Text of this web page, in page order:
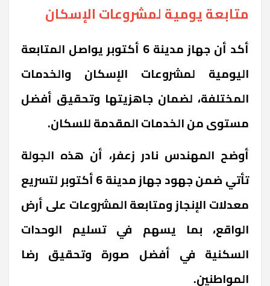
متابعة يومية لمشروعات الإسكان
أكد أن جهاز مدينة 6 أكتوبر يواصل المتابعة
اليومية لمشروعات الإسكان والخدمات
المختلفة، لضمان جاهزيتها وتحقيق أفضل
مستوى من الخدمات المقدمة للسكان.
أوضح المهندس نادر زعفر، أن هذه الجولة
تأتي ضمن جهود جهاز مدينة 6 أكتوبر لتسريع
معدلات الإنجاز ومتابعة المشروعات على أرض
الواقع، بما يسهم في تسليم الوحدات
السكنية في أفضل صورة وتحقيق رضا
المواطنين.